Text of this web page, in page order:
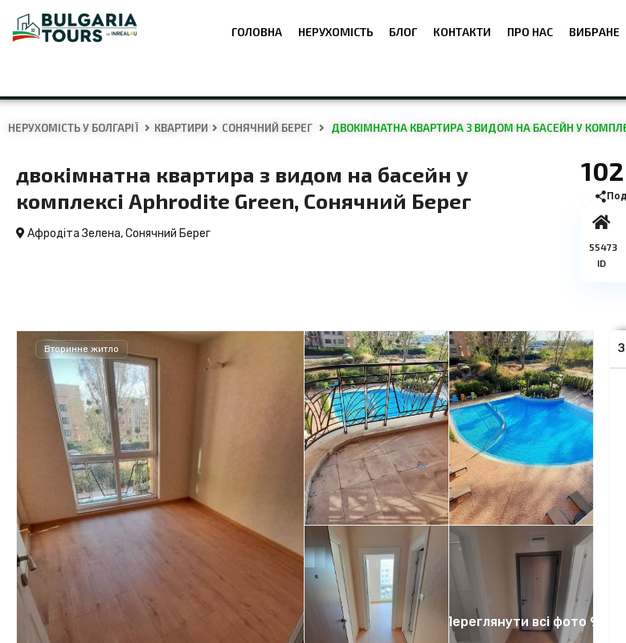
ГОЛОВНА НЕРУХОМІСТЬ БЛОГ КОНТАКТИ ПРО НАС ВИБРАНЕ
НЕРУХОМІСТЬ У БОЛГАРІЇ КВАРТИРИ СОНЯЧНИЙ БЕРЕГ ДВОКІМНАТНА КВАРТИРА З ВИДОМ НА БАСЕЙН У
двокімнатна квартира з видом на басейн у
комплексі Aphrodite Green, Сонячний Берег
Афродіта Зелена,Сонячний Берег
55473
ID
Переглянути всі фото 9
Вторинне житло